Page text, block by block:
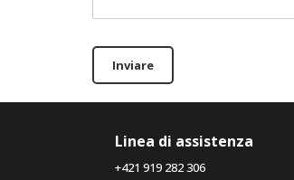
Inviare
Linea di assistenza
+421 919 282 306